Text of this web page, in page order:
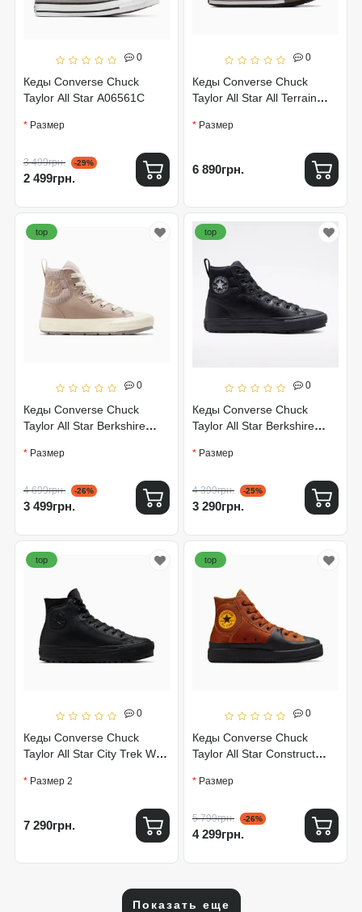
0
Кеды Converse Chuck
Taylor All Star A06561C
Размер
3 499грн. -29%
2 499грн.
0
Кеды Converse Chuck
Taylor All Star All Terrain
Размер
6 890грн.
0
Кеды Converse Chuck
Taylor All Star Berkshire
top
Размер
4 699грн. -26%
3 499грн.
0
Кеды Converse Chuck
Taylor All Star Berkshire
top
Размер
4 399грн. -25%
3 290грн.
0
Кеды Converse Chuck
Taylor All Star City Trek WP
top
Размер 2
7 290грн.
0
Кеды Converse Chuck
Taylor All Star Construct
top
Размер
5 799грн. -26%
4 299грн.
Показать еще